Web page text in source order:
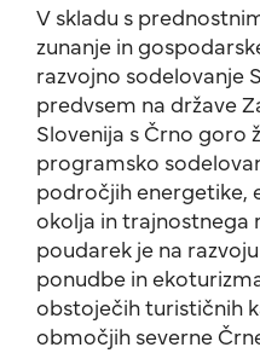
V skladu s
zunanje in
razvojno sodelovanje
predvsem na države
Slovenija s Črno goro
programsko
področjih energetike,
okolja in trajnostnega
poudarek je na
ponudbe in
obstoječih turističnih
območjih severne